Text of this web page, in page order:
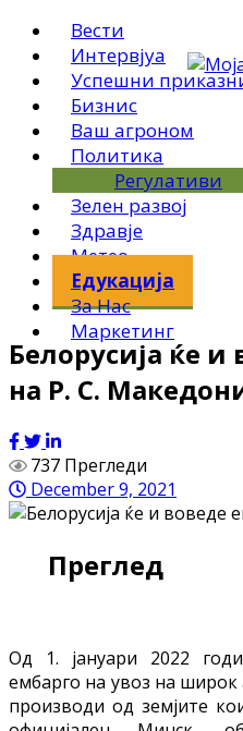
Вести
Интервјуа
Успешни
Бизнис
Ваш агроном
Политика
Регулативи
Зелен развој
Здравје
Метео
Едукација
За Нас
Маркетинг
Белорусија ќе
на Р. С.
737 Прегледи
December 9, 2021
Преглед
Oд 1. јануари 2022
ембарго на увоз на
производи од земјите